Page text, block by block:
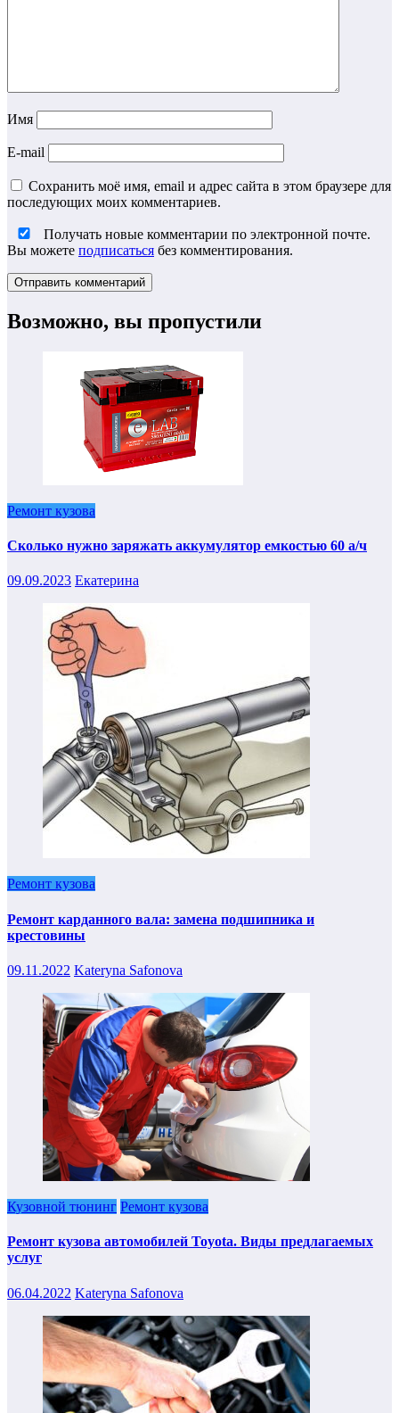
Имя
E-mail
Сохранить моё имя, email и адрес сайта в этом браузере для
последующих моих комментариев.
Получать новые комментарии по электронной почте.
Вы можете подписаться без комментирования.
Возможно, вы пропустили
Ремонт кузова
Сколько нужно заряжать аккумулятор емкостью 60 а/ч
09.09.2023 Екатерина
Ремонт кузова
Ремонт карданного вала: замена подшипника и
крестовины
09.11.2022 Kateryna Safonova
Кузовной тюнинг Ремонт кузова
Ремонт кузова автомобилей Toyota. Виды предлагаемых
услуг
06.04.2022 Kateryna Safonova